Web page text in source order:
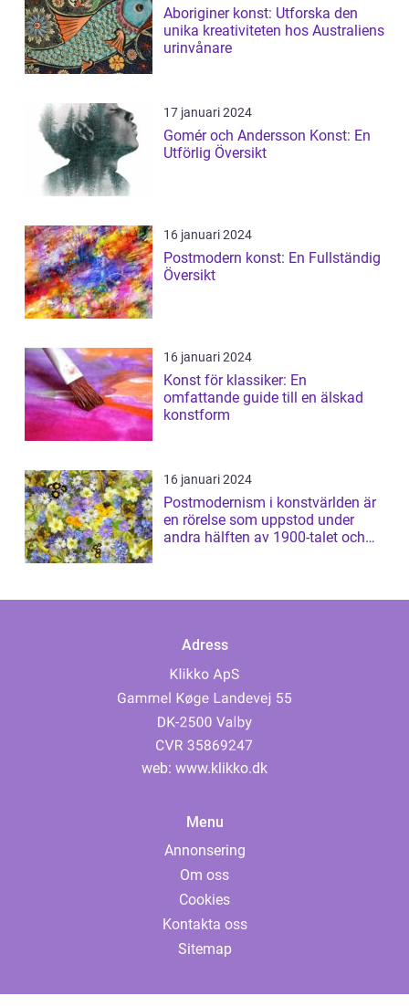
Aboriginer konst: Utforska den
unika kreativiteten hos Australiens
urinvånare
17 januari 2024
Gomér och Andersson Konst: En
Utförlig Översikt
16 januari 2024
Postmodern konst: En Fullständig
Översikt
16 januari 2024
Konst för klassiker: En
omfattande guide till en älskad
konstform
16 januari 2024
Postmodernism i konstvärlden är
en rörelse som uppstod under
andra hälften av 1900-talet och
Adress
web: www.klikko.dk
Menu
Annonsering
Om oss
Cookies
Kontakta oss
Sitemap